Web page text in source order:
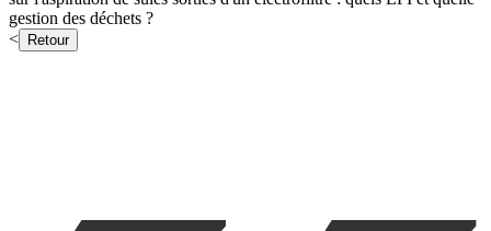
gestion des déchets ?
<
Retour